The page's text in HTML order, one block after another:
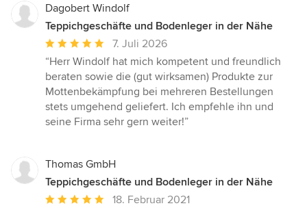
Dagobert Windolf
Teppichgeschäfte und Bodenleger in der Nähe
Durchschnittliche
Bewertung:
5
von
5
Sternen
7. Juli 2026
“Herr Windolf hat mich kompetent und freundlich
beraten sowie die (gut wirksamen) Produkte zur
Mottenbekämpfung bei mehreren Bestellungen
stets umgehend geliefert. Ich empfehle ihn und
seine Firma sehr gern weiter!”
Thomas GmbH
Teppichgeschäfte und Bodenleger in der Nähe
Durchschnittliche18. Februar 2021